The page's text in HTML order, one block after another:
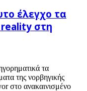
έλεγχο τα
reality στη
τα
της νορβηγικής
στο ανακαινισμένο